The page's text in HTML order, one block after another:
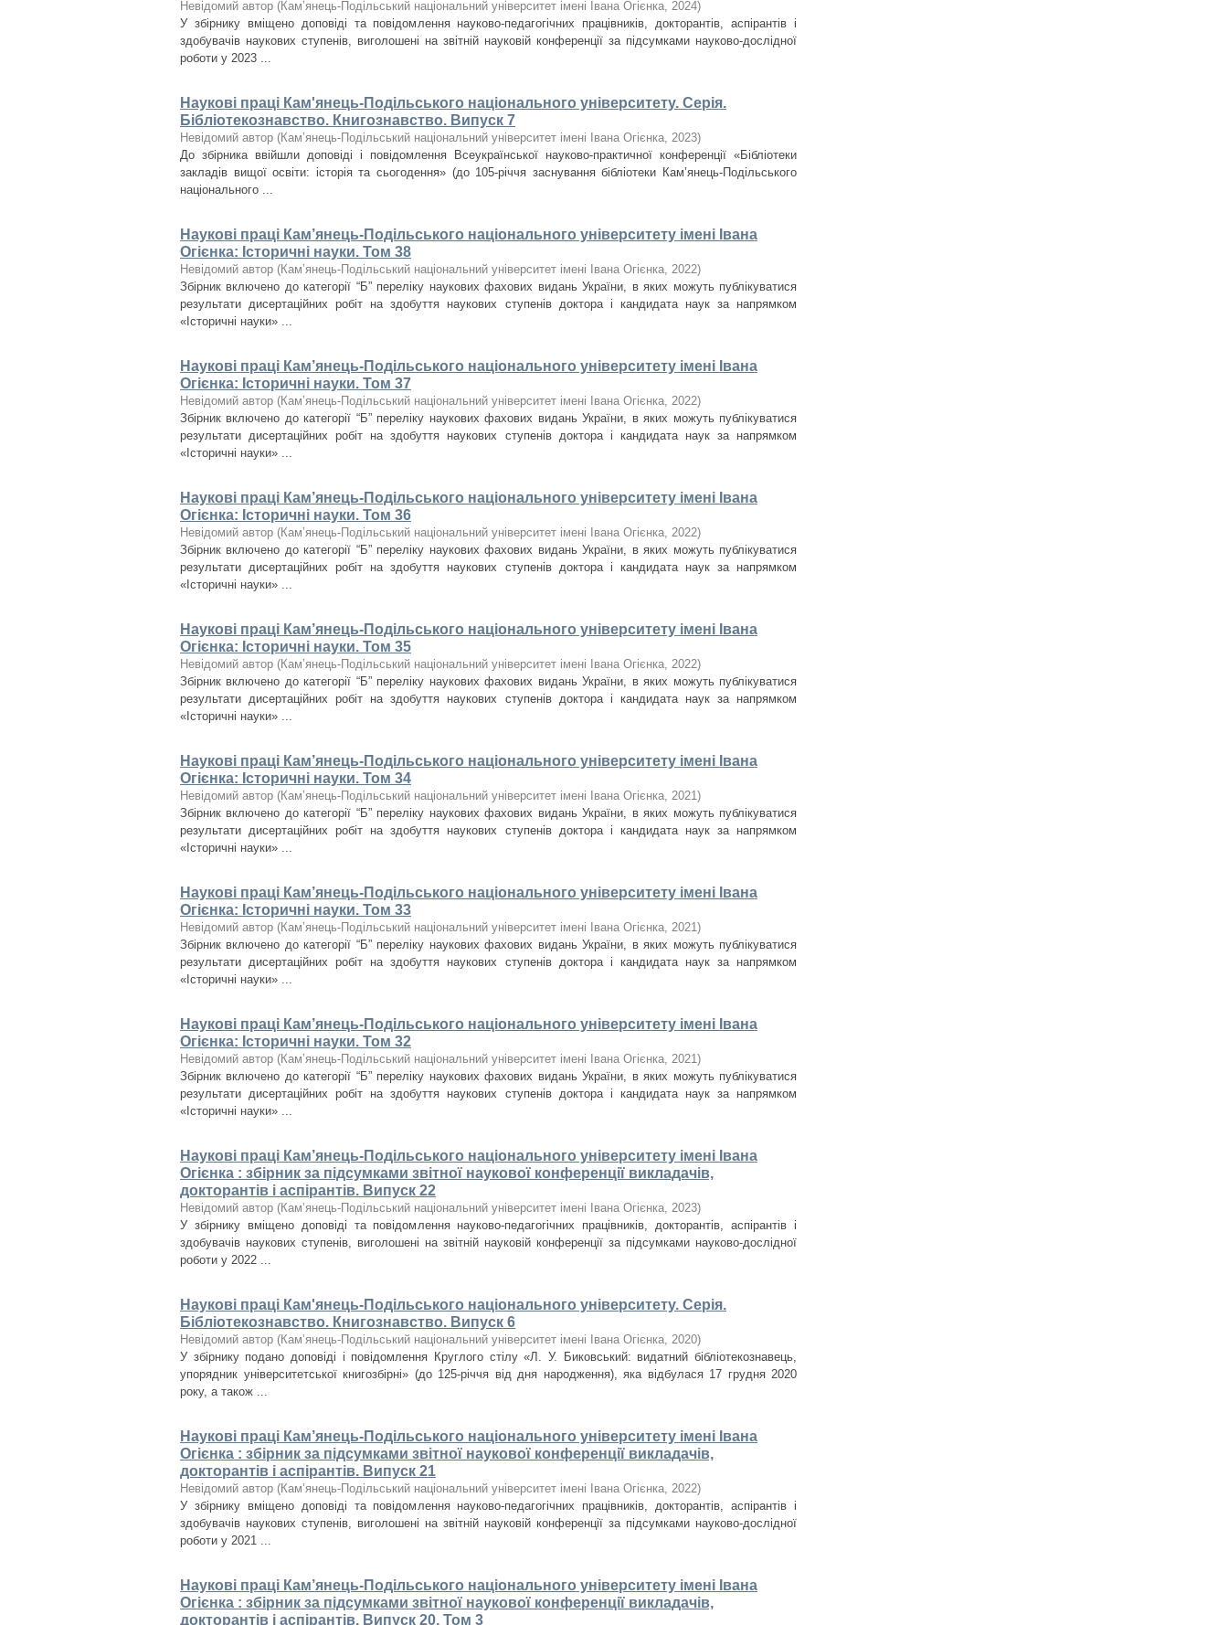
Невідомий автор (Кам’янець-Подільський національний університет імені Івана Огієнка, 2024)
У збірнику вміщено доповіді та повідомлення науково-педагогічних працівників, докторантів, аспірантів і
здобувачів наукових ступенів, виголошені на звітній науковій конференції за підсумками науково-дослідної
роботи у 2023 ...
Наукові праці Кам'янець-Подільського національного університету. Серія.
Бібліотекознавство. Книгознавство. Випуск 7
Невідомий автор (Кам’янець-Подільський національний університет імені Івана Огієнка, 2023)
До збірника ввійшли доповіді і повідомлення Всеукраїнської науково-практичної конференції «Бібліотеки
закладів вищої освіти: історія та сьогодення» (до 105-річчя заснування бібліотеки Кам’янець-Подільського
національного ...
Наукові праці Кам’янець-Подільського національного університету імені Івана
Огієнка: Історичні науки. Том 38
Невідомий автор (Кам’янець-Подільський національний університет імені Івана Огієнка, 2022)
Збірник включено до категорії “Б” переліку наукових фахових видань України, в яких можуть публікуватися
результати дисертаційних робіт на здобуття наукових ступенів доктора і кандидата наук за напрямком
«Історичні науки» ...
Наукові праці Кам’янець-Подільського національного університету імені Івана
Огієнка: Історичні науки. Том 37
Невідомий автор (Кам’янець-Подільський національний університет імені Івана Огієнка, 2022)
Збірник включено до категорії “Б” переліку наукових фахових видань України, в яких можуть публікуватися
результати дисертаційних робіт на здобуття наукових ступенів доктора і кандидата наук за напрямком
«Історичні науки» ...
Наукові праці Кам’янець-Подільського національного університету імені Івана
Огієнка: Історичні науки. Том 36
Невідомий автор (Кам’янець-Подільський національний університет імені Івана Огієнка, 2022)
Збірник включено до категорії “Б” переліку наукових фахових видань України, в яких можуть публікуватися
результати дисертаційних робіт на здобуття наукових ступенів доктора і кандидата наук за напрямком
«Історичні науки» ...
Наукові праці Кам’янець-Подільського національного університету імені Івана
Огієнка: Історичні науки. Том 35
Невідомий автор (Кам’янець-Подільський національний університет імені Івана Огієнка, 2022)
Збірник включено до категорії “Б” переліку наукових фахових видань України, в яких можуть публікуватися
результати дисертаційних робіт на здобуття наукових ступенів доктора і кандидата наук за напрямком
«Історичні науки» ...
Наукові праці Кам’янець-Подільського національного університету імені Івана
Огієнка: Історичні науки. Том 34
Невідомий автор (Кам’янець-Подільський національний університет імені Івана Огієнка, 2021)
Збірник включено до категорії “Б” переліку наукових фахових видань України, в яких можуть публікуватися
результати дисертаційних робіт на здобуття наукових ступенів доктора і кандидата наук за напрямком
«Історичні науки» ...
Наукові праці Кам’янець-Подільського національного університету імені Івана
Огієнка: Історичні науки. Том 33
Невідомий автор (Кам’янець-Подільський національний університет імені Івана Огієнка, 2021)
Збірник включено до категорії “Б” переліку наукових фахових видань України, в яких можуть публікуватися
результати дисертаційних робіт на здобуття наукових ступенів доктора і кандидата наук за напрямком
«Історичні науки» ...
Наукові праці Кам’янець-Подільського національного університету імені Івана
Огієнка: Історичні науки. Том 32
Невідомий автор (Кам’янець-Подільський національний університет імені Івана Огієнка, 2021)
Збірник включено до категорії “Б” переліку наукових фахових видань України, в яких можуть публікуватися
результати дисертаційних робіт на здобуття наукових ступенів доктора і кандидата наук за напрямком
«Історичні науки» ...
Наукові праці Кам’янець-Подільського національного університету імені Івана
Огієнка : збірник за підсумками звітної наукової конференції викладачів,
докторантів і аспірантів. Випуск 22
Невідомий автор (Кам’янець-Подільський національний університет імені Івана Огієнка, 2023)
У збірнику вміщено доповіді та повідомлення науково-педагогічних працівників, докторантів, аспірантів і
здобувачів наукових ступенів, виголошені на звітній науковій конференції за підсумками науково-дослідної
роботи у 2022 ...
Наукові праці Кам'янець-Подільського національного університету. Серія.
Бібліотекознавство. Книгознавство. Випуск 6
Невідомий автор (Кам’янець-Подільський національний університет імені Івана Огієнка, 2020)
У збірнику подано доповіді і повідомлення Круглого стілу «Л. У. Биковський: видатний бібліотекознавець,
упорядник університетської книгозбірні» (до 125-річчя від дня народження), яка відбулася 17 грудня 2020
року, а також ...
Наукові праці Кам’янець-Подільського національного університету імені Івана
Огієнка : збірник за підсумками звітної наукової конференції викладачів,
докторантів і аспірантів. Випуск 21
Невідомий автор (Кам’янець-Подільський національний університет імені Івана Огієнка, 2022)
У збірнику вміщено доповіді та повідомлення науково-педагогічних працівників, докторантів, аспірантів і
здобувачів наукових ступенів, виголошені на звітній науковій конференції за підсумками науково-дослідної
роботи у 2021 ...
Наукові праці Кам’янець-Подільського національного університету імені Івана
Огієнка : збірник за підсумками звітної наукової конференції викладачів,
докторантів і аспірантів. Випуск 20. Том 3